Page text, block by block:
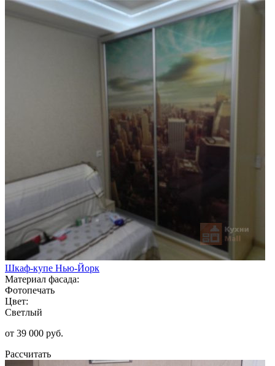
Шкаф-купе Нью-Йорк
Материал фасада:
Фотопечать
Цвет:
Светлый
от 39 000 руб.
Рассчитать